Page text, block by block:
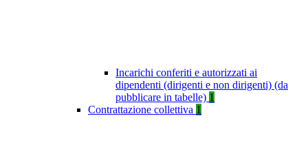
Incarichi conferiti e autorizzati ai
dipendenti (dirigenti e non dirigenti) (da
pubblicare in tabelle) 1
Contrattazione collettiva 1